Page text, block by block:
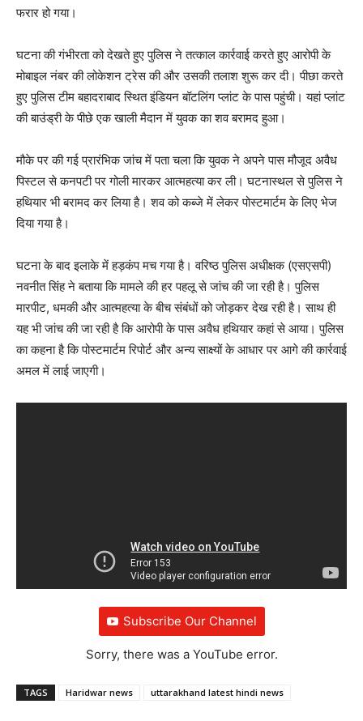
फरार हो गया।
घटना की गंभीरता को देखते हुए पुलिस ने तत्काल कार्रवाई करते हुए आरोपी के
मोबाइल नंबर की लोकेशन ट्रेस की और उसकी तलाश शुरू कर दी। पीछा करते
हुए पुलिस टीम बहादराबाद स्थित इंडियन बॉटलिंग प्लांट के पास पहुंची। यहां प्लांट
की बाउंड्री के पीछे एक खाली मैदान में युवक का शव बरामद हुआ।
मौके पर की गई प्रारंभिक जांच में पता चला कि युवक ने अपने पास मौजूद अवैध
पिस्टल से कनपटी पर गोली मारकर आत्महत्या कर ली। घटनास्थल से पुलिस ने
हथियार भी बरामद कर लिया है। शव को कब्जे में लेकर पोस्टमार्टम के लिए भेज
दिया गया है।
घटना के बाद इलाके में हड़कंप मच गया है। वरिष्ठ पुलिस अधीक्षक (एसएसपी)
नवनीत सिंह ने बताया कि मामले की हर पहलू से जांच की जा रही है। पुलिस
मारपीट, धमकी और आत्महत्या के बीच संबंधों को जोड़कर देख रही है। साथ ही
यह भी जांच की जा रही है कि आरोपी के पास अवैध हथियार कहां से आया। पुलिस
का कहना है कि पोस्टमार्टम रिपोर्ट और अन्य साक्ष्यों के आधार पर आगे की कार्रवाई
अमल में लाई जाएगी।
Subscribe Our Channel
Sorry, there was a YouTube error.
TAGS Haridwar news uttarakhand latest hindi news